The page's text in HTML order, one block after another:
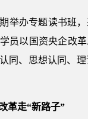
举办专题读书班
员以国资央企改
同、思想认同、
革走“新路子”